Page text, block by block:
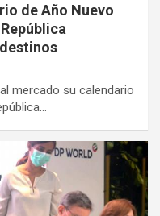
de Año Nuevo
mercado su calendario